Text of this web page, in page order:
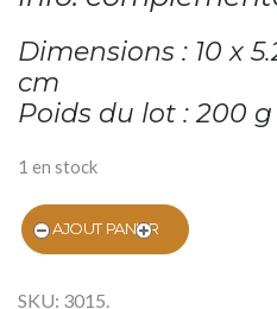
Dimensions : 10 x
cm
Poids du lot : 200 g
1 en stock
AJOUT PANIER
SKU: 3015